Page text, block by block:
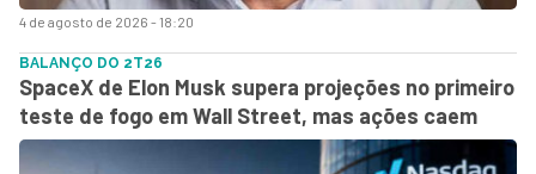
4 de agosto de 2026 - 18:20
BALANÇO DO 2T26
SpaceX de Elon Musk supera projeções no primeiro
teste de fogo em Wall Street, mas ações caem